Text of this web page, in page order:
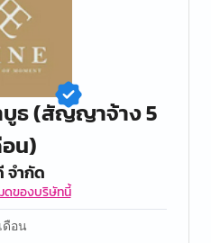
บูธ (สัญญาจ้าง 5
น)
จำกัด
ดของบริษัทนี้
ดือน